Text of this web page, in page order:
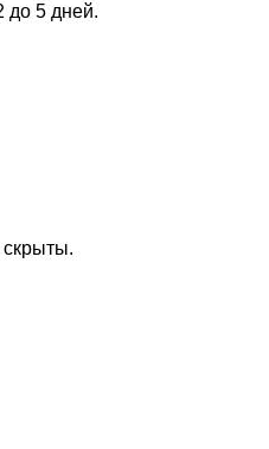
до 5 дней.
скрыты.